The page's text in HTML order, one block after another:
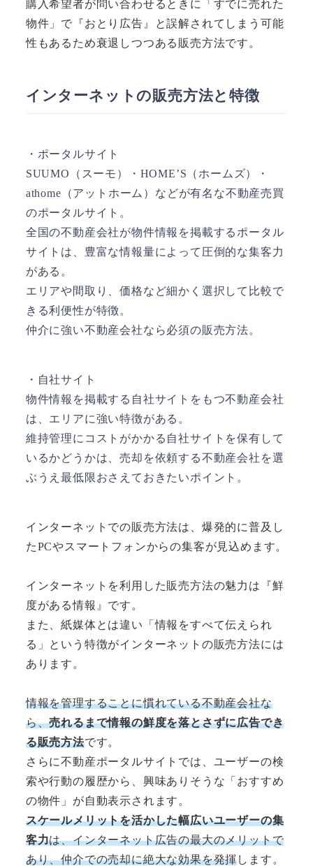
購入希望者が問い合わせるときに「すでに売れた
物件」で『おとり広告』と誤解されてしまう可能
性もあるため衰退しつつある販売方法です。
インターネットの販売方法と特徴
・ポータルサイト
SUUMO（スーモ）・HOME’S（ホームズ）・
athome（アットホーム）などが有名な不動産売買
のポータルサイト。
全国の不動産会社が物件情報を掲載するポータル
サイトは、豊富な情報量によって圧倒的な集客力
がある。
エリアや間取り、価格など細かく選択して比較で
きる利便性が特徴。
仲介に強い不動産会社なら必須の販売方法。
・自社サイト
物件情報を掲載する自社サイトをもつ不動産会社
は、エリアに強い特徴がある。
維持管理にコストがかかる自社サイトを保有して
いるかどうかは、売却を依頼する不動産会社を選
ぶうえ最低限おさえておきたいポイント。
インターネットでの販売方法は、爆発的に普及し
たPCやスマートフォンからの集客が見込めます。
インターネットを利用した販売方法の魅力は『鮮
度がある情報』です。
また、紙媒体とは違い「情報をすべて伝えられ
る」という特徴がインターネットの販売方法には
あります。
情報を管理することに慣れている不動産会社な
ら、売れるまで情報の鮮度を落とさずに広告でき
る販売方法です。
さらに不動産ポータルサイトでは、ユーザーの検
索や行動の履歴から、興味ありそうな「おすすめ
の物件」が自動表示されます。
スケールメリットを活かした幅広いユーザーの集
客力は、インターネット広告の最大のメリットで
あり、仲介での売却に絶大な効果を発揮します。